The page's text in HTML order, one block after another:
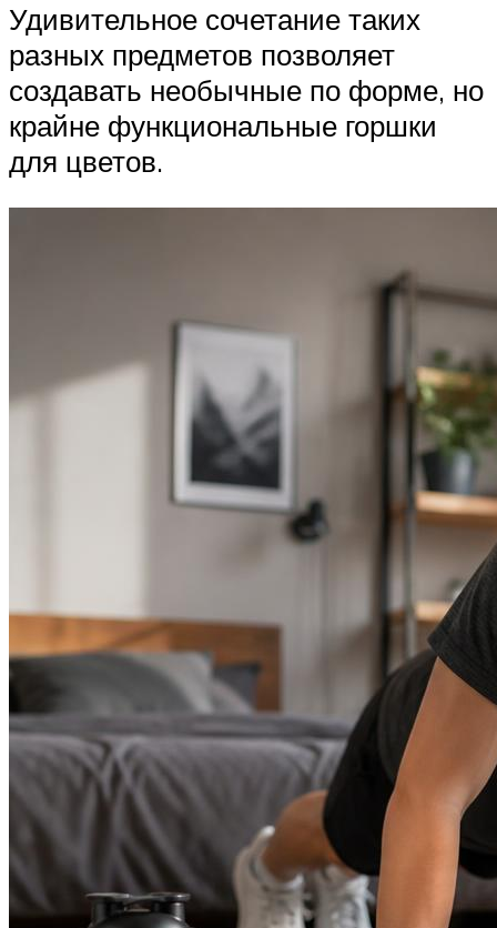
Удивительное сочетание таких
разных предметов позволяет
создавать необычные по форме, но
крайне функциональные горшки
для цветов.